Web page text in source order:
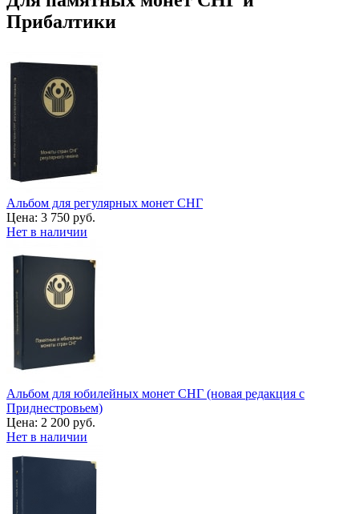
Прибалтики
Альбом для регулярных монет СНГ
Цена: 3 750 руб.
Нет в наличии
Альбом для юбилейных монет СНГ (новая редакция с
Приднестровьем)
Цена: 2 200 руб.
Нет в наличии